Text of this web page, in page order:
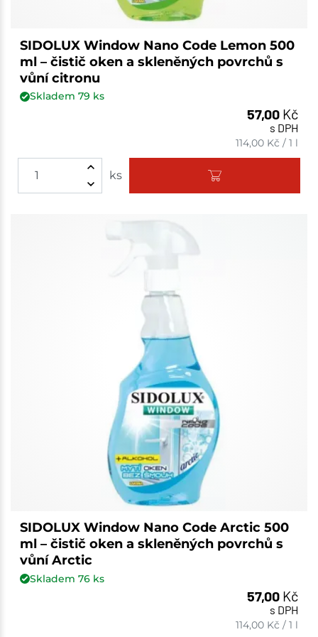
SIDOLUX Window Nano Code Lemon 500
ml – čistič oken a skleněných povrchů s
vůní citronu
Skladem 79 ks
57,00 Kč
s DPH
114,00 Kč /1 l
ks
SIDOLUX Window Nano Code Arctic 500
ml – čistič oken a skleněných povrchů s
vůní Arctic
Skladem 76ks
57,00 Kč
s DPH
114,00 Kč /1 l